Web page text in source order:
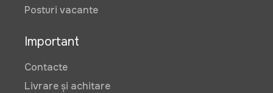
Posturi vacante
Important
Contacte
Livrare și achitare